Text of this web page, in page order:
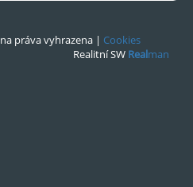
práva vyhrazena | Cookies
Realitní SW Realman